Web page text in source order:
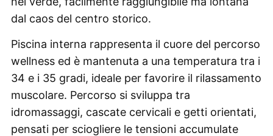
dal caos del centro storico.
Piscina interna rappresenta il cuore del percorso
wellness ed è mantenuta a una temperatura tra i
34 e i 35 gradi, ideale per favorire il rilassamento
muscolare. Percorso si sviluppa tra
idromassaggi, cascate cervicali e getti orientati,
pensati per sciogliere le tensioni accumulate